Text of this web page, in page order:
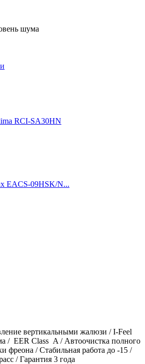
шума
RCI-SA30HN
EACS-09HSK/N...
вертикальными жалюзи / I-Feel
/ EER Class A / Автоочистка полного
фреона / Стабильная работа до -15 /
/ Гарантия 3 года